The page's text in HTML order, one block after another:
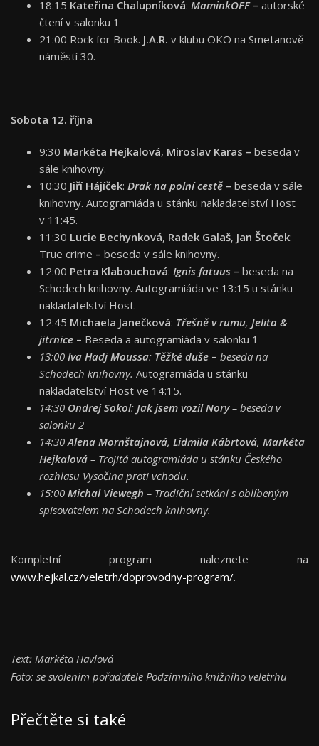
18:15 Kateřina Chalupníková: MaminkOFF – autorské
čtení v salonku 1
21:00 Rock for Book. J.A.R. v klubu OKO na Smetanově
náměstí 30.
Sobota 12. října
9:30 Markéta Hejkalová, Miroslav Karas – beseda v
sále knihovny.
10:30 Jiří Hájíček: Drak na polní cestě – beseda v sále
knihovny. Autogramiáda u stánku nakladatelství Host
v 11:45.
11:30 Lucie Bechynková, Radek Galaš, Jan Štoček:
True crime – beseda v sále knihovny.
12:00 Petra Klabouchová: Ignis fatuus – beseda na
Schodech knihovny. Autogramiáda ve 13:15 u stánku
nakladatelství Host.
12:45 Michaela Janečková: Třešně v rumu, Jelita &
jitrnice – Beseda a autogramiáda v salonku 1
13:00 Iva Hadj Moussa: Těžké duše – beseda na
Schodech knihovny. Autogramiáda u stánku
nakladatelství Host ve 14:15.
14:30 Ondrej Sokol: Jak jsem vozil Nory– beseda v
salonku 2
14:30Alena Mornštajnová, Lidmila Kábrtová, Markéta
Hejkalová – Trojitá autogramiáda u stánku Českého
rozhlasu Vysočina proti vchodu.
15:00 Michal Viewegh – Tradiční setkání s oblíbeným
spisovatelem na Schodech knihovny.
Kompletní program naleznete na
www.hejkal.cz/veletrh/doprovodny-program/.
Text: Markéta Havlová
Foto: se svolením pořadatele Podzimního knižního veletrhu
Přečtěte si také